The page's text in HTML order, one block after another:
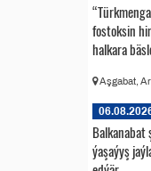
fostoksin
halkara
Aşgabat,
ýaşaýyş